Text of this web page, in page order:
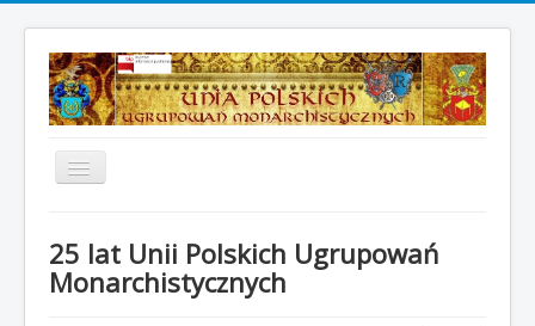
Toggle
Navigation
Aktualności
25 lat Unii Polskich Ugrupowań
Monarchistycznych